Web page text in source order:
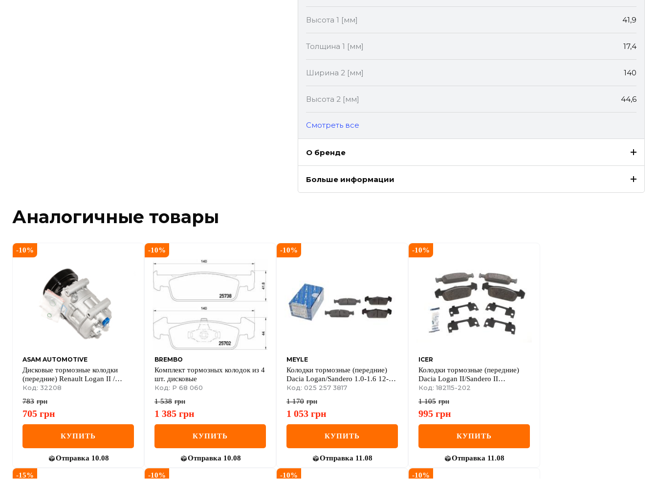
Высота 1 [мм] 41,9
Толщина 1 [мм] 17,4
Ширина 2 [мм] 140
Высота 2 [мм] 44,6
Cмотреть все
О бренде
Больше информации
Аналогичные товары
-10%
ASAM AUTOMOTIVE
Дисковые тормозные колодки
(передние) Renault Logan II /
Sandero II
Код: 32208
783 грн
705 грн
КУПИТЬ
Отправка 10.08
-10%
BREMBO
Комплект тормозных колодок из 4
шт. дисковые
Код: P 68 060
1 538 грн
1 385 грн
КУПИТЬ
Отправка 10.08
-10%
MEYLE
Колодки тормозные (передние)
Dacia Logan/Sandero 1.0-1.6 12-
(Ate)
Код: 025 257 3817
1 170 грн
1 053 грн
КУПИТЬ
Отправка 11.08
-10%
ICER
Колодки тормозные (передние)
Dacia Logan II/Sandero II
12-/Renault Logan 11-/Sandero
Код: 182115-202
1 105 грн
995 грн
КУПИТЬ
Отправка 11.08
-15% -10% -10% -10%